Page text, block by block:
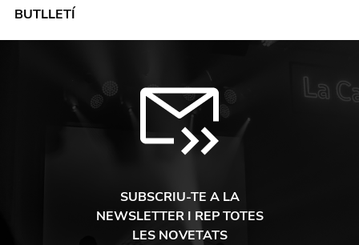
BUTLLETÍ
SUBSCRIU-TE A LA
NEWSLETTER I REP TOTES
LES NOVETATS